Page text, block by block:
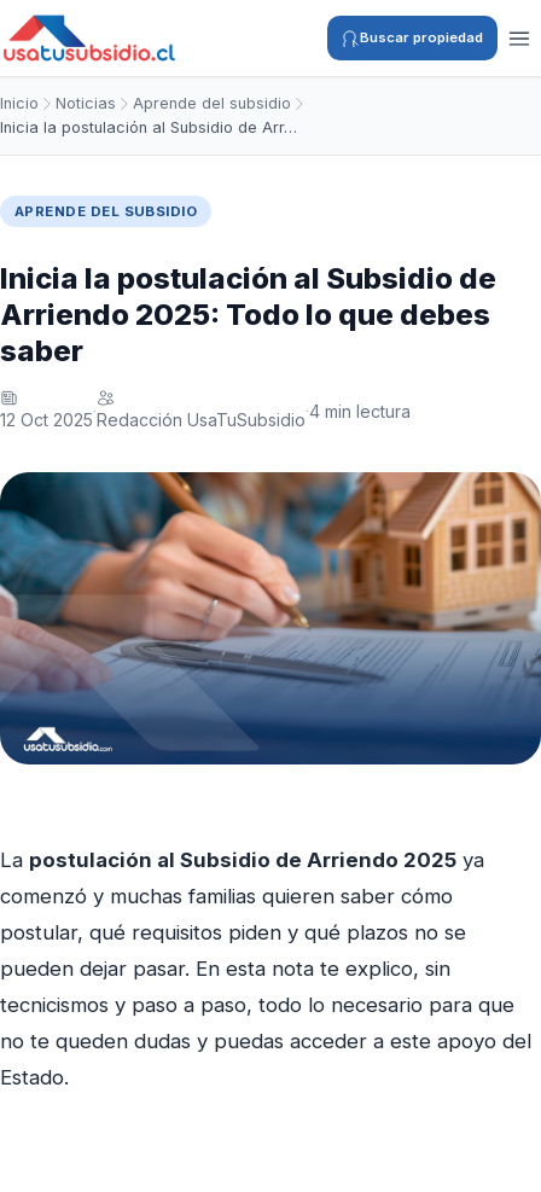
Buscar propiedad
Inicio Noticias
Aprende del subsidio
Inicia la postulación al Subsidio de Arr…
APRENDE DEL SUBSIDIO
Inicia la postulación al Subsidio de
Arriendo 2025: Todo lo que debes
saber
12 Oct 2025·Redacción UsaTuSubsidio·4 min lectura
La postulación al Subsidio de Arriendo 2025 ya
comenzó y muchas familias quieren saber cómo
postular, qué requisitos piden y qué plazos no se
pueden dejar pasar. En esta nota te explico, sin
tecnicismos y paso a paso, todo lo necesario para que
no te queden dudas y puedas acceder a este apoyo del
Estado.